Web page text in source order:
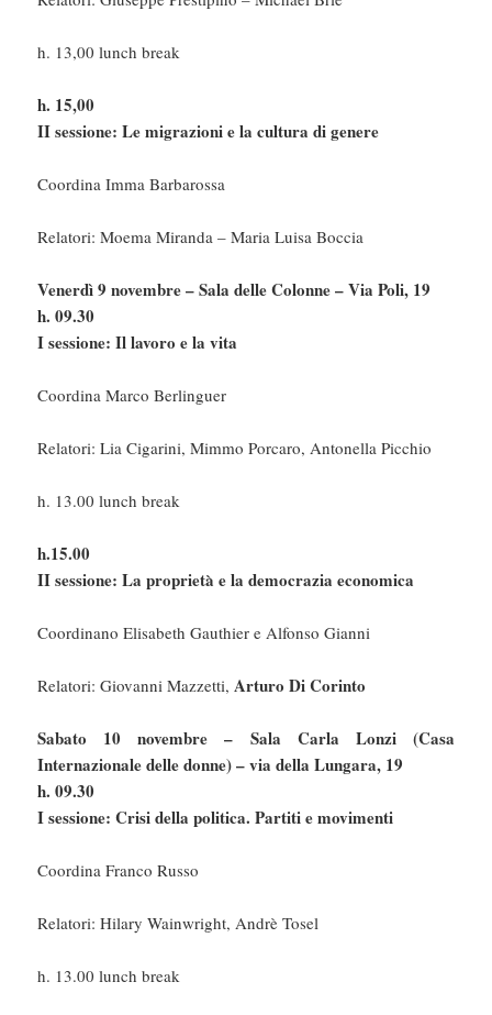
h. 13,00 lunch break
h. 15,00
II sessione: Le migrazioni e la cultura di genere
Coordina Imma Barbarossa
Relatori: Moema Miranda – Maria Luisa Boccia
Venerdì 9 novembre – Sala delle Colonne – Via Poli, 19
h. 09.30
I sessione: Il lavoro e la vita
Coordina Marco Berlinguer
Relatori: Lia Cigarini, Mimmo Porcaro, Antonella Picchio
h. 13.00 lunch break
h.15.00
II sessione: La proprietà e la democrazia economica
Coordinano Elisabeth Gauthier e Alfonso Gianni
Relatori: Giovanni Mazzetti,Arturo Di Corinto
Sabato 10 novembre – Sala Carla Lonzi (Casa
Internazionale delle donne) – via della Lungara, 19
h. 09.30
I sessione: Crisi della politica. Partiti e movimenti
Coordina Franco Russo
Relatori: Hilary Wainwright, Andrè Tosel
h. 13.00 lunch break